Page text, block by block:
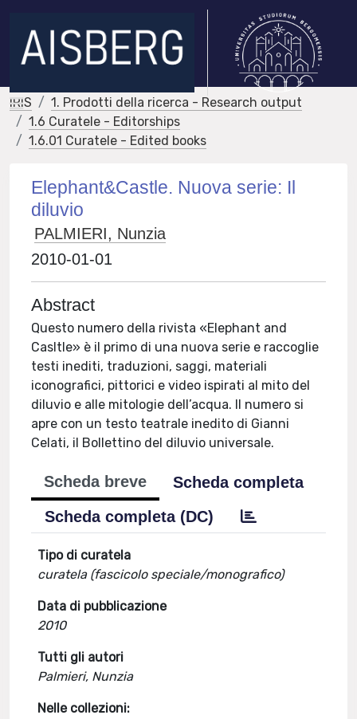
IRIS
1. Prodotti della ricerca - Research output
1.6 Curatele - Editorships
1.6.01 Curatele - Edited books
Elephant&Castle. Nuova serie: Il
diluvio
PALMIERI, Nunzia
2010-01-01
Abstract
Questo numero della rivista «Elephant and
Casltle» è il primo di una nuova serie e raccoglie
testi inediti, traduzioni, saggi, materiali
iconografici, pittorici e video ispirati al mito del
diluvio e alle mitologie dell’acqua. Il numero si
apre con un testo teatrale inedito di Gianni
Celati, il Bollettino del diluvio universale.
Scheda breve
Scheda completa
Scheda completa (DC)
Tipo di curatela
curatela (fascicolo speciale/monografico)
Data di pubblicazione
2010
Tutti gli autori
Palmieri, Nunzia
Nelle collezioni: